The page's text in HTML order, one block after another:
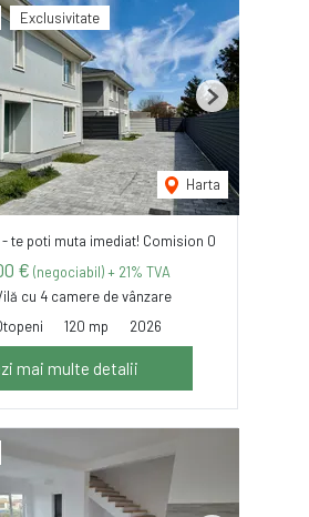
Exclusivitate
Harta
Next
te poti muta imediat! Comision 0
€ (negociabil) + 21% TVA
cu 4 camere de vânzare
120 mp 2026
mai multe detalii